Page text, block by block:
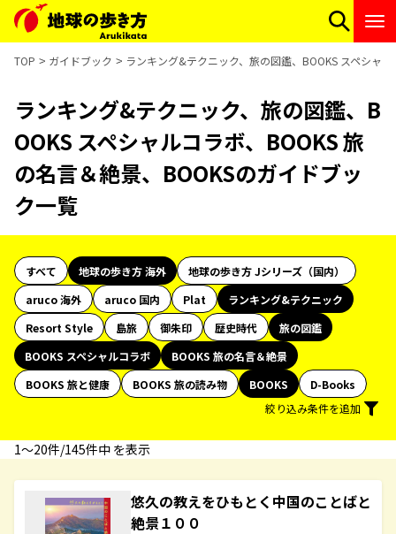
TOP ガイドブック ランキング&テクニック、旅の図鑑、BOOKS スペシャ
ランキング&テクニック、旅の図鑑、B
OOKS スペシャルコラボ、BOOKS 旅
の名言＆絶景、BOOKSのガイドブッ
ク一覧
すべて 地球の歩き方 海外
地球の歩き方 Jシリーズ（国内）
aruco 海外
aruco 国内 Plat
ランキング&テクニック
Resort Style
島旅 御朱印 歴史時代
旅の図鑑
BOOKS スペシャルコラボ
BOOKS 旅の名言＆絶景
BOOKS 旅と健康
BOOKS 旅の読み物 BOOKS
D-Books
絞り込み条件を追加
1〜20件/145件中 を表示
悠久の教えをひもとく中国のことばと
絶景１００